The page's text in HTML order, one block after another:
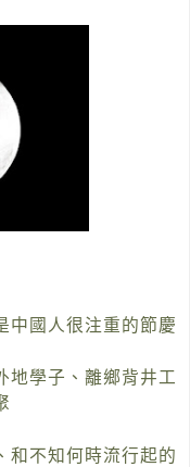
中國人很注重的節慶
地學子、離鄉背井工
和不知何時流行起的